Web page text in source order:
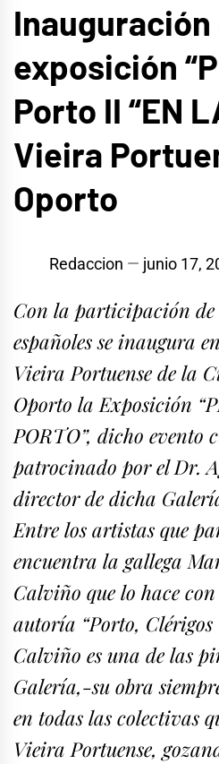
Inauguración
exposición
Porto II “EN
Vieira
Oporto
Redaccion junio 17,
Con la participación de
españoles se inaugura
Vieira Portuense de la
Oporto la Exposición
PORTO”, dicho evento
patrocinado por el Dr.
director de dicha
Entre los artistas que
encuentra la gallega
Calviño que lo hace
autoría “Porto, Clérigos
Calviño es una de las
Galería,-su obra
en todas las colectivas
Vieira Portuense,